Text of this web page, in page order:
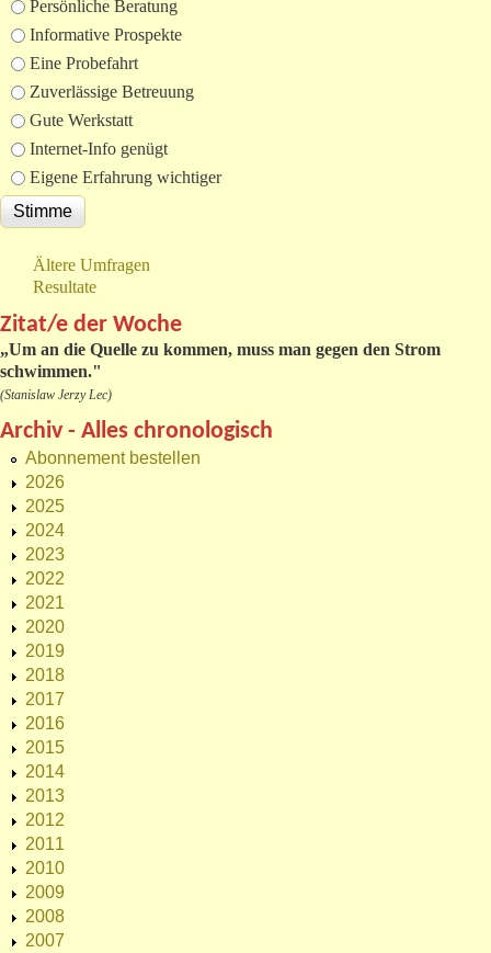
Auswahlmöglichkeiten
Persönliche Beratung
Informative Prospekte
Eine Probefahrt
Zuverlässige Betreuung
Gute Werkstatt
Internet-Info genügt
Eigene Erfahrung wichtiger
Ältere Umfragen
Resultate
Zitat/e der Woche
„Um an die Quelle zu kommen, muss man gegen den Strom
schwimmen."
(Stanislaw Jerzy Lec)
Archiv - Alles chronologisch
Abonnement bestellen
2026
2025
2024
2023
2022
2021
2020
2019
2018
2017
2016
2015
2014
2013
2012
2011
2010
2009
2008
2007